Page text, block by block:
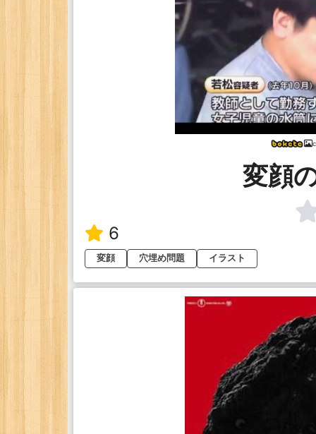
変顔
6
変顔 穴埋め問題 イラスト